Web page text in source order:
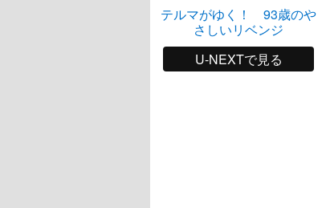
テルマがゆく！ 93歳のや
さしいリベンジ
U-NEXTで見る